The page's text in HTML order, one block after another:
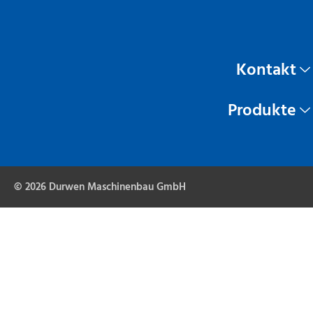
Kontakt
Produkte
© 2026 Durwen Maschinenbau GmbH